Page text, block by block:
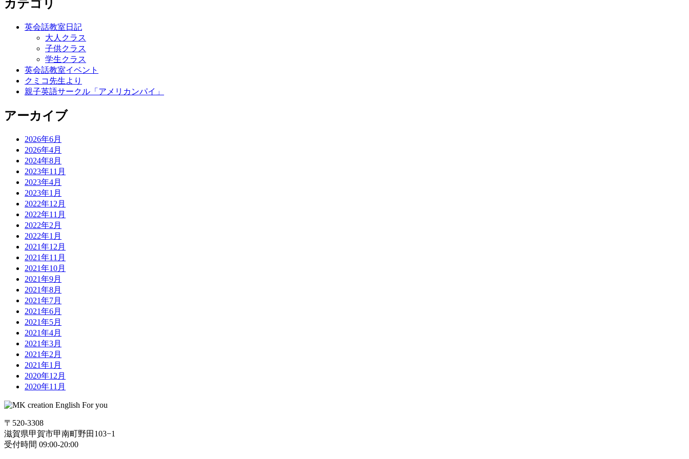
カテゴリ
英会話教室日記
大人クラス
子供クラス
学生クラス
英会話教室イベント
クミコ先生より
親子英語サークル「アメリカンパイ」
アーカイブ
2026年6月
2026年4月
2024年8月
2023年11月
2023年4月
2023年1月
2022年12月
2022年11月
2022年2月
2022年1月
2021年12月
2021年11月
2021年10月
2021年9月
2021年8月
2021年7月
2021年6月
2021年5月
2021年4月
2021年3月
2021年2月
2021年1月
2020年12月
2020年11月
〒520-3308
滋賀県甲賀市甲南町野田103−1
受付時間 09:00-20:00